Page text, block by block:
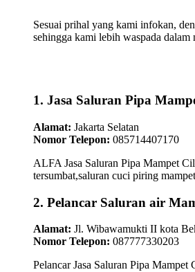
Sesuai prihal yang kami infokan,
sehingga kami lebih waspada
1. Jasa Saluran Pipa
Alamat: Jakarta Selatan
Nomor Telepon: 085714407170
ALFA Jasa Saluran Pipa Mampet
tersumbat,saluran cuci piring
2. Pelancar Saluran air
Alamat: Jl. Wibawamukti II kota
Nomor Telepon: 087777330203
Pelancar Jasa Saluran Pipa